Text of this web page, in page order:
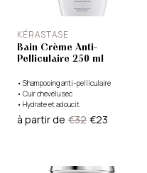
KÉRASTASE
Bain Crème Anti-
Pelliculaire 250 ml
• Shampooing anti-pelliculaire
• Cuir chevelu sec
• Hydrate et adoucit
à partir de €32 €23